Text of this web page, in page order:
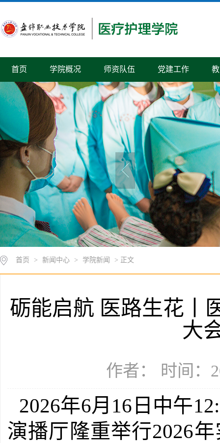
首页 学院概况 师资队伍 党建工作
首页 > 新闻中心 > 学院新闻 > 正文
砺能启航 医路生花丨
大
作者： 时间：
2026年6月16日中午
演播厅隆重举行2026